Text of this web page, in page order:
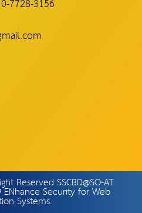
7728-3156
Reserved SSCBD@SO-AT
Security for Web
Systems.